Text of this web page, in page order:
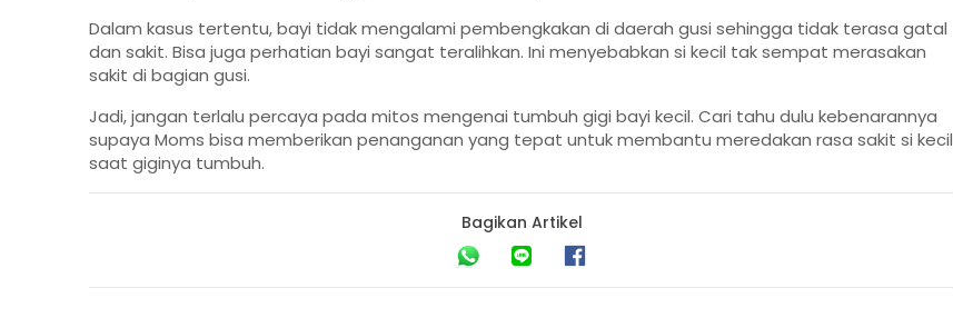
Dalam kasus tertentu, bayi tidak mengalami pembengkakan di daerah gusi sehingga tidak terasa gatal
dan sakit. Bisa juga perhatian bayi sangat teralihkan. Ini menyebabkan si kecil tak sempat merasakan
sakit di bagian gusi.
Jadi, jangan terlalu percaya pada mitos mengenai tumbuh gigi bayi kecil. Cari tahu dulu kebenarannya
supaya Moms bisa memberikan penanganan yang tepat untuk membantu meredakan rasa sakit si kecil
saat giginya tumbuh.
Bagikan Artikel